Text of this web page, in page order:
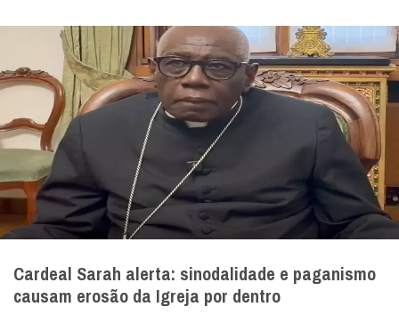
Cardeal Sarah alerta: sinodalidade e paganismo
causam erosão da Igreja por dentro